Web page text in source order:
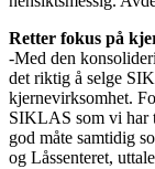
Retter fokus på
-Med den
det riktig å selge
kjernevirksomhet.
SIKLAS som vi har
god måte samtidig
og Låssenteret,